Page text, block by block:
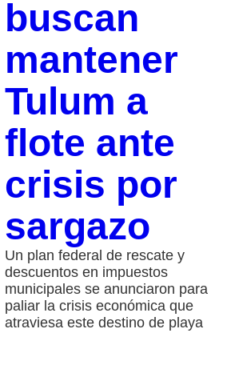
buscan
mantener
Tulum a
flote ante
crisis por
sargazo
Un plan federal de rescate y
descuentos en impuestos
municipales se anunciaron para
paliar la crisis económica que
atraviesa este destino de playa